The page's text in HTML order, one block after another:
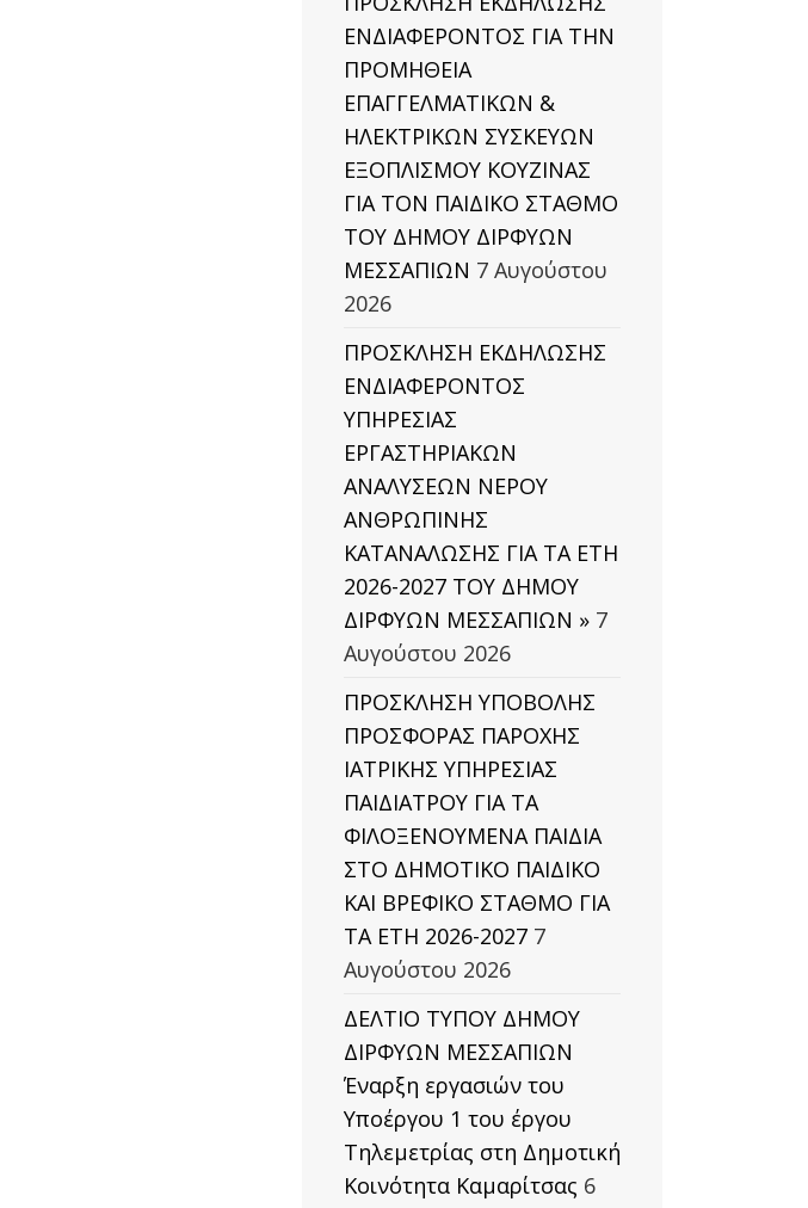
ΕΝΔΙΑΦΕΡΟΝΤΟΣ ΓΙΑ ΤΗΝ
ΠΡΟΜΗΘΕΙΑ
ΕΠΑΓΓΕΛΜΑΤΙΚΩΝ &
ΗΛΕΚΤΡΙΚΩΝ ΣΥΣΚΕΥΩΝ
ΕΞΟΠΛΙΣΜΟΥ ΚΟΥΖΙΝΑΣ
ΓΙΑ ΤΟΝ ΠΑΙΔΙΚΟ ΣΤΑΘΜΟ
ΤΟΥ ΔΗΜΟΥ ΔΙΡΦΥΩΝ
ΜΕΣΣΑΠΙΩΝ 7 Αυγούστου
2026
ΠΡΟΣΚΛΗΣΗ ΕΚΔΗΛΩΣΗΣ
ΕΝΔΙΑΦΕΡΟΝΤΟΣ
ΥΠΗΡΕΣΙΑΣ
ΕΡΓΑΣΤΗΡΙΑΚΩΝ
ΑΝΑΛΥΣΕΩΝ ΝΕΡΟΥ
ΑΝΘΡΩΠΙΝΗΣ
ΚΑΤΑΝΑΛΩΣΗΣ ΓΙΑ ΤΑ ΕΤΗ
2026-2027 ΤΟΥ ΔΗΜΟΥ
ΔΙΡΦΥΩΝ ΜΕΣΣΑΠΙΩΝ » 7
Αυγούστου 2026
ΠΡΟΣΚΛΗΣΗ ΥΠΟΒΟΛΗΣ
ΠΡΟΣΦΟΡΑΣ ΠΑΡΟΧΗΣ
ΙΑΤΡΙΚΗΣ ΥΠΗΡΕΣΙΑΣ
ΠΑΙΔΙΑΤΡΟΥ ΓΙΑ ΤΑ
ΦΙΛΟΞΕΝΟΥΜΕΝΑ ΠΑΙΔΙΑ
ΣΤΟ ΔΗΜΟΤΙΚΟ ΠΑΙΔΙΚΟ
ΚΑΙ ΒΡΕΦΙΚΟ ΣΤΑΘΜΟ ΓΙΑ
ΤΑ ΕΤΗ 2026-2027 7
Αυγούστου 2026
ΔΕΛΤΙΟ ΤΥΠΟΥ ΔΗΜΟΥ
ΔΙΡΦΥΩΝ ΜΕΣΣΑΠΙΩΝ
Έναρξη εργασιών του
Υποέργου 1 του έργου
Τηλεμετρίας στη Δημοτική
Κοινότητα Καμαρίτσας 6